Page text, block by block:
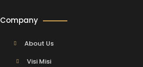
Company
About Us
Visi Misi